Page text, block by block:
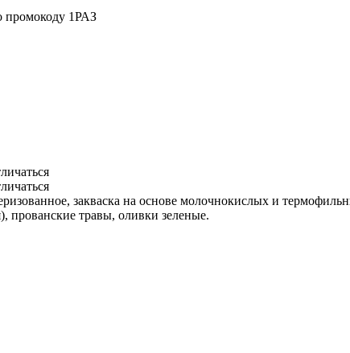
промокоду 1РАЗ
закваска на основе молочнокислых и
прованские травы, оливки зеленые.